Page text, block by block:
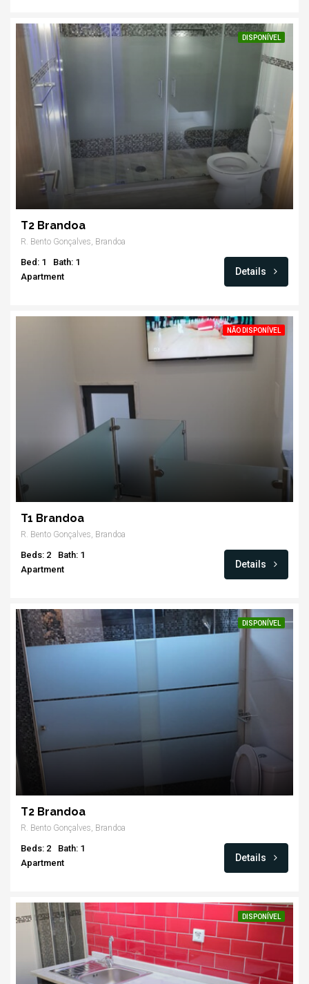
DISPONÍVEL
T2 Brandoa
R. Bento Gonçalves, Brandoa
Bed: 1
Bath: 1
Apartment
Details
NÃO DISPONÍVEL
T1 Brandoa
R. Bento Gonçalves, Brandoa
Beds: 2
Bath: 1
Apartment
Details
DISPONÍVEL
T2 Brandoa
R. Bento Gonçalves, Brandoa
Beds: 2
Bath: 1
Apartment
Details
DISPONÍVEL